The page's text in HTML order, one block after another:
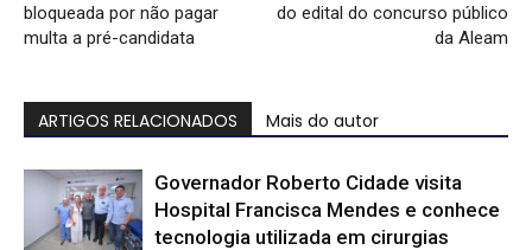
bloqueada por não pagar
multa a pré-candidata
do edital do concurso público
da Aleam
ARTIGOS RELACIONADOS Mais do autor
Governador Roberto Cidade visita
Hospital Francisca Mendes e conhece
tecnologia utilizada em cirurgias